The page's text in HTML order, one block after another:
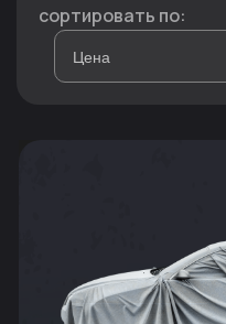
сортировать по: